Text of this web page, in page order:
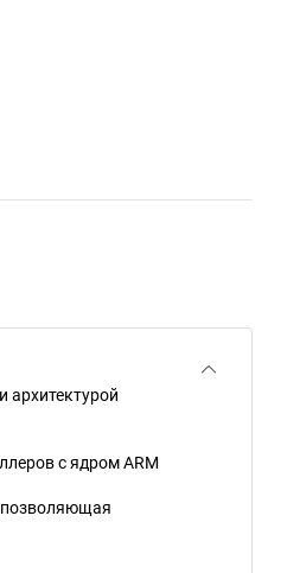
архитектурой
с ядром ARM
позволяющая